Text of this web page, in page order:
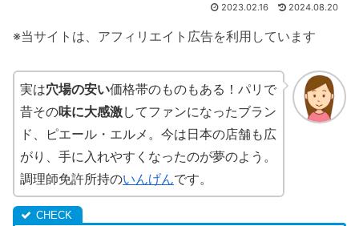
2023.02.16 2024.08.20
※当サイトは、アフィリエイト広告を利用しています
実は穴場の安い価格帯のものもある！パリで
昔その味に大感激してファンになったブラン
ド、ピエール・エルメ。今は日本の店舗も広
がり、手に入れやすくなったのが夢のよう。
調理師免許所持のいんげんです。